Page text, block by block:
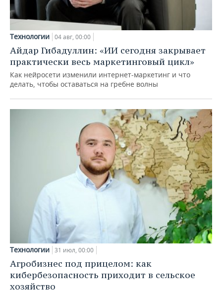
Технологии 04 авг, 00:00
Айдар Гибадуллин: «ИИ сегодня закрывает
практически весь маркетинговый цикл»
Как нейросети изменили интернет-маркетинг и что
делать, чтобы оставаться на гребне волны
Технологии 31 июл, 00:00
Агробизнес под прицелом: как
кибербезопасность приходит в сельское
хозяйство